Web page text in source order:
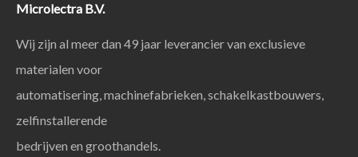
Microlectra B.V.
Wij zijn al meer dan 49 jaar leverancier van exclusieve
materialen voor
automatisering, machinefabrieken, schakelkastbouwers,
zelfinstallerende
bedrijven en groothandels.